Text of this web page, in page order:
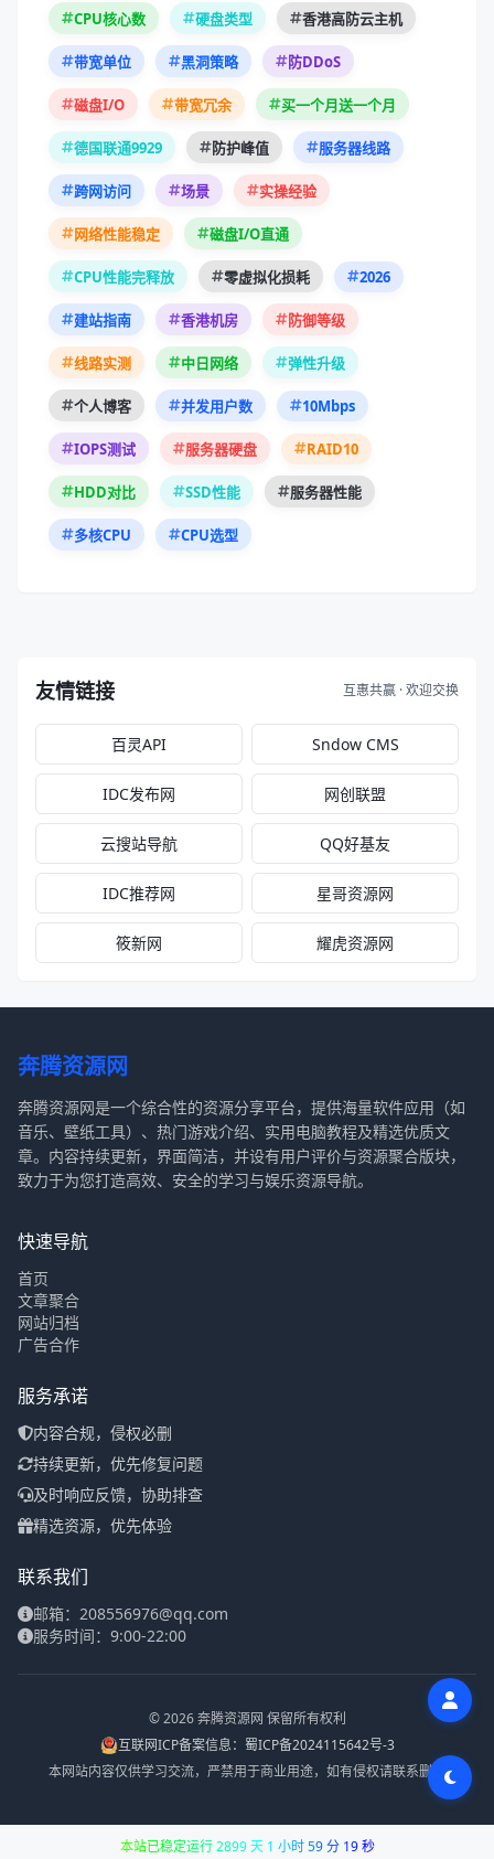
CPU核心数 硬盘类型 香港高防云主机
带宽单位 黑洞策略 防DDoS
磁盘I/O 带宽冗余 买一个月送一个月
德国联通9929 防护峰值 服务器线路
跨网访问 场景 实操经验
网络性能稳定 磁盘I/O直通
CPU性能完释放 零虚拟化损耗 2026
建站指南 香港机房 防御等级
线路实测 中日网络 弹性升级
个人博客 并发用户数 10Mbps
IOPS测试 服务器硬盘 RAID10
HDD对比 SSD性能 服务器性能
多核CPU CPU选型
友情链接 互惠共赢 · 欢迎交换
百灵API Sndow CMS
IDC发布网 网创联盟
云搜站导航 QQ好基友
IDC推荐网 星哥资源网
筱新网 耀虎资源网
奔腾资源网
奔腾资源网是一个综合性的资源分享平台，提供海量软件应用（如
音乐、壁纸工具）、热门游戏介绍、实用电脑教程及精选优质文
章。内容持续更新，界面简洁，并设有用户评价与资源聚合版块，
致力于为您打造高效、安全的学习与娱乐资源导航。
快速导航
首页
文章聚合
网站归档
广告合作
服务承诺
内容合规，侵权必删
持续更新，优先修复问题
及时响应反馈，协助排查
精选资源，优先体验
联系我们
邮箱：208556976@qq.com
服务时间：9:00-22:00
© 2026 奔腾资源网 保留所有权利
互联网ICP备案信息：蜀ICP备2024115642号-3
本网站内容仅供学习交流，严禁用于商业用途，如有侵权请联系删除
本站已稳定运行 2899 天 1 小时 59 分 19 秒